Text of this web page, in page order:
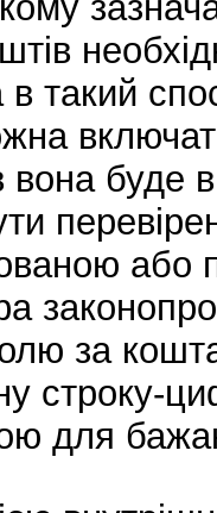
в такий
вона
за
строку-
для